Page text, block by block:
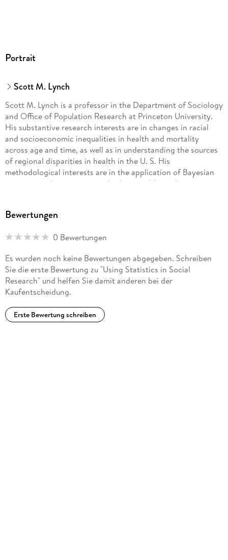
Portrait
Scott M. Lynch
Scott M. Lynch is a professor in the Department of Sociology
and Office of Population Research at Princeton University.
His substantive research interests are in changes in racial
and socioeconomic inequalities in health and mortality
across age and time, as well as in understanding the sources
of regional disparities in health in the U. S. His
methodological interests are in the application of Bayesian
statistics and estimation methods to problems that cannot
Bewertungen
0 Bewertungen
Es wurden noch keine Bewertungen abgegeben. Schreiben
Sie die erste Bewertung zu "Using Statistics in Social
Research" und helfen Sie damit anderen bei der
Kaufentscheidung.
Erste Bewertung schreiben